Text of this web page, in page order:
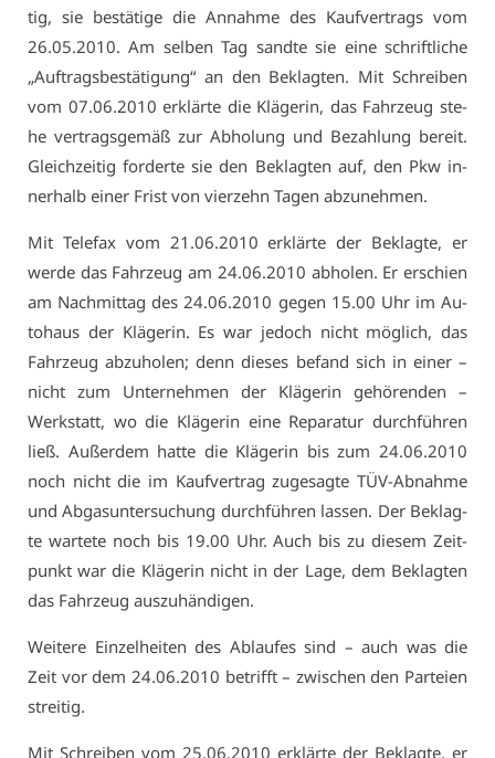
tig, sie be­stä­ti­ge die An­nah­me des Kauf­ver­trags vom
26.05.2010. Am sel­ben Tag sand­te sie ei­ne schrift­li­che
„Auf­trags­be­stä­ti­gung“ an den Be­klag­ten. Mit Schrei­ben
vom 07.06.2010 er­klär­te die Klä­ge­rin, das Fahr­zeug ste­
he ver­trags­ge­mäß zur Ab­ho­lung und Be­zah­lung be­reit.
Gleich­zei­tig for­der­te sie den Be­klag­ten auf, den Pkw in­
ner­halb ei­ner Frist von vier­zehn Ta­gen ab­zu­neh­men.
Mit Te­le­fax vom 21.06.2010 er­klär­te der Be­klag­te, er
wer­de das Fahr­zeug am 24.06.2010 ab­ho­len. Er er­schien
am Nach­mit­tag des 24.06.2010 ge­gen 15.00 Uhr im Au­
to­haus der Klä­ge­rin. Es war je­doch nicht mög­lich, das
Fahr­zeug ab­zu­ho­len; denn die­ses be­fand sich in ei­ner –
nicht zum Un­ter­neh­men der Klä­ge­rin ge­hö­ren­den –
Werk­statt, wo die Klä­ge­rin ei­ne Re­pa­ra­tur durch­füh­ren
ließ. Au­ßer­dem hat­te die Klä­ge­rin bis zum 24.06.2010
noch nicht die im Kauf­ver­trag zu­ge­sag­te TÜV-Ab­nah­me
und Ab­gas­un­ter­su­chung durch­füh­ren las­sen. Der Be­klag­
te war­te­te noch bis 19.00 Uhr. Auch bis zu die­sem Zeit­
punkt war die Klä­ge­rin nicht in der La­ge, dem Be­klag­ten
das Fahr­zeug aus­zu­hän­di­gen.
Wei­te­re Ein­zel­hei­ten des Ab­lau­fes sind – auch was die
Zeit vor dem 24.06.2010 be­trifft – zwi­schen den Par­tei­en
strei­tig.
Mit Schrei­ben vom 25.06.2010 er­klär­te der Be­klag­te, er